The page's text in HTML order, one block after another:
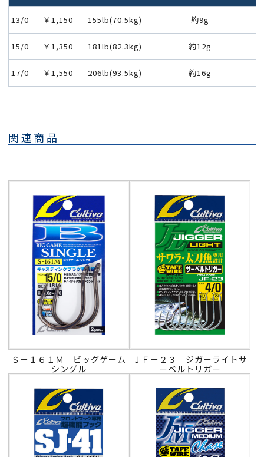
13/0 ￥1,150 155lb(70.5kg) 約9g
15/0 ￥1,350 181lb(82.3kg) 約12g
17/0 ￥1,550 206lb(93.5kg) 約16g
関連商品
Ｓ－１６１Ｍ ビッグゲーム
シングル
ＪＦ－２３ ジガーライトサ
ーベルトリガー